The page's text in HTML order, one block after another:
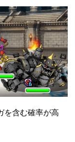
を含む確率が高